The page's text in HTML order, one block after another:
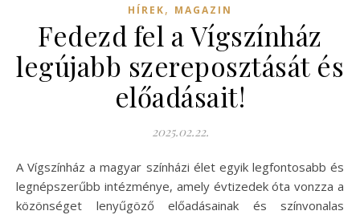
HÍREK, MAGAZIN
Fedezd fel a Vígszínház
legújabb szereposztását és
előadásait!
2025.02.22.
A Vígszínház a magyar színházi élet egyik legfontosabb és
legnépszerűbb intézménye, amely évtizedek óta vonzza a
közönséget lenyűgöző előadásainak és színvonalas